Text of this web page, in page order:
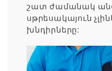
շատ ժամանակ
սթրեսակայուն
խնդիրները: